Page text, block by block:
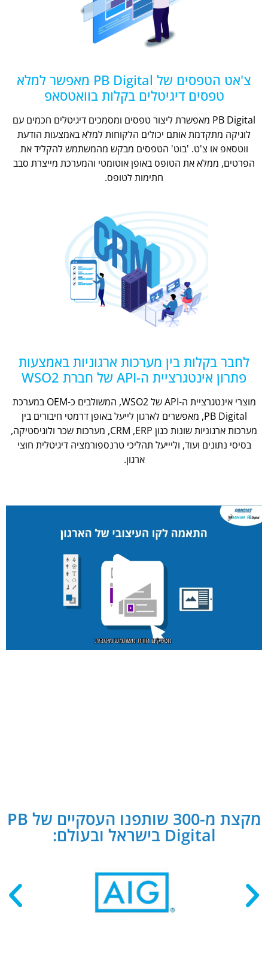
צ'אט הטפסים של PB Digital מאפשר למלא
טפסים דיגיטלים בקלות בוואטסאפ
PB Digital מאפשרת ליצור טפסים ומסמכים דיגיטלים חכמים עם
לוגיקה מתקדמת אותם יכולים הלקוחות למלא באמצעות הודעת
ווטסאפ או צ'ט. 'בוט' הטפסים מבקש מהמשתמש להקליד את
הפרטים, ממלא את הטופס באופן אוטומטי והמערכת מייצרת סבב
חתימות לטופס.
לחבר בקלות בין מערכות ארגוניות באמצעות
פתרון אינטגרציית ה-API של חברת WSO2
מוצרי אינטגרציית ה-API של WSO2, המשולבים כ-OEM במערכת
PB Digital, מאפשרים לארגון לייעל באופן דרמטי חיבורים בין
מערכות ארגוניות שונות כגון CRM ,ERP, מערכות שכר ולוגיסטיקה,
בסיסי נתונים ועוד, וליייעל תהליכי טרנספורמציה דיגיטלית חוצי
ארגון.
מקצת מ-300 שותפנו העסקיים של PB
Digital בישראל ובעולם: